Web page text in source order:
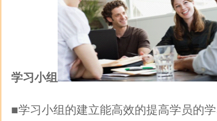
学习小组
■学习小组的建立能高效的提高学员的